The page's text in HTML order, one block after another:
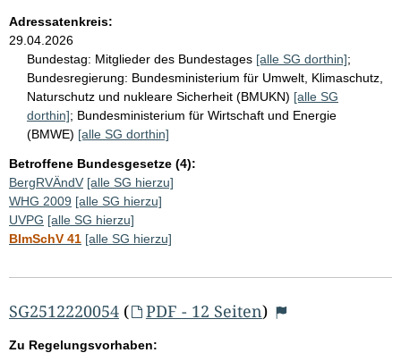
Adressatenkreis:
29.04.2026
Bundestag: Mitglieder des Bundestages [alle SG dorthin];
Bundesregierung: Bundesministerium für Umwelt, Klimaschutz,
Naturschutz und nukleare Sicherheit (BMUKN) [alle SG
dorthin]; Bundesministerium für Wirtschaft und Energie
(BMWE) [alle SG dorthin]
Betroffene Bundesgesetze (4):
BergRVÄndV [alle SG hierzu]
WHG 2009 [alle SG hierzu]
UVPG [alle SG hierzu]
BImSchV 41 [alle SG hierzu]
SG2512220054 ( PDF - 12 Seiten)
Zu Regelungsvorhaben: